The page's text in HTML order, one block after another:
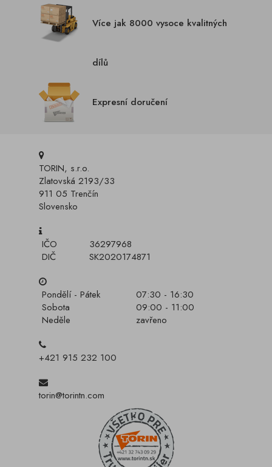
Více jak 8000 vysoce kvalitných
dílů
Expresní doručení
TORIN, s.r.o.
Zlatovská 2193/33
911 05 Trenčín
Slovensko
IČO
36297968
DIČ
SK2020174871
Pondělí - Pátek
07:30 - 16:30
Sobota
09:00 - 11:00
Neděle
zavřeno
+421 915 232 100
torin@torintn.com